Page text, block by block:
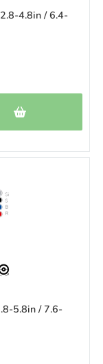
4.8in / 6.4-
5.8in / 7.6-